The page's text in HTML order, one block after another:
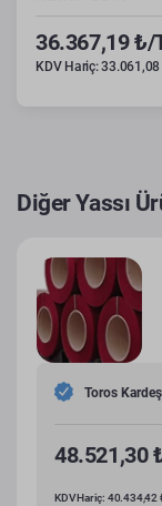
36.367,19 ₺/
KDV Hariç:
Diğer Yassı
Toros
48.521,30
KDV Hariç: 40.434,42